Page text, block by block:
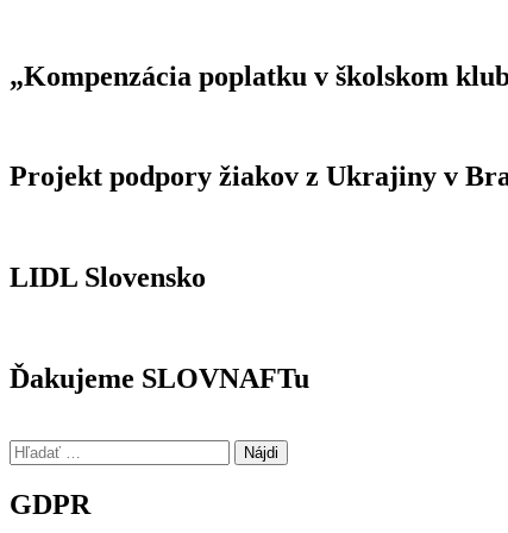
„Kompenzácia poplatku v školskom
Projekt podpory žiakov z Ukrajiny v
LIDL Slovensko
Ďakujeme SLOVNAFTu
Hľadať:
GDPR